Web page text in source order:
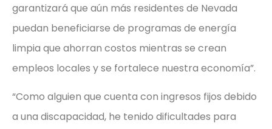
garantizará que aún más residentes de Nevada
puedan beneficiarse de programas de energía
limpia que ahorran costos mientras se crean
empleos locales y se fortalece nuestra economía”.
“Como alguien que cuenta con ingresos fijos debido
a una discapacidad, he tenido dificultades para